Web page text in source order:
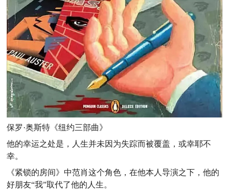
保罗·奥斯特《纽约三部曲》
他的幸运之处是，人生并未因为失踪而被覆盖，或幸耶不
幸。
《紧锁的房间》中范肖这个角色，在他本人导演之下，他的
好朋友“我”取代了他的人生。